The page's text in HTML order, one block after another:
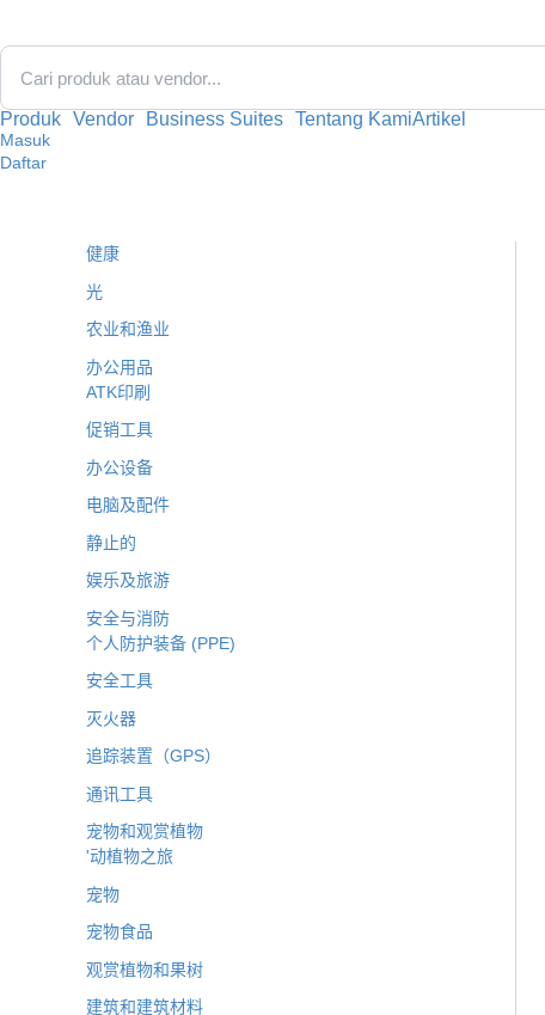
内
Produk Vendor Business Suites Tentang KamiArtikel
Masuk
Daftar
健康
光
农业和渔业
办公用品
ATK印刷
促销工具
办公设备
电脑及配件
静止的
娱乐及旅游
安全与消防
个人防护装备 (PPE)
安全工具
灭火器
追踪装置（GPS）
通讯工具
宠物和观赏植物
'动植物之旅
宠物
宠物食品
观赏植物和果树
建筑和建筑材料